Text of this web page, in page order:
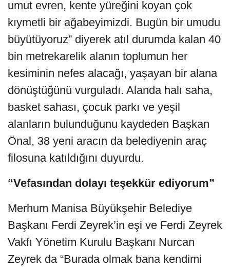
umut evren, kente yüreğini koyan çok
kıymetli bir ağabeyimizdi. Bugün bir umudu
büyütüyoruz” diyerek atıl durumda kalan 40
bin metrekarelik alanın toplumun her
kesiminin nefes alacağı, yaşayan bir alana
dönüştüğünü vurguladı. Alanda halı saha,
basket sahası, çocuk parkı ve yeşil
alanların bulunduğunu kaydeden Başkan
Önal, 38 yeni aracın da belediyenin araç
filosuna katıldığını duyurdu.
“Vefasından dolayı teşekkür ediyorum”
Merhum Manisa Büyükşehir Belediye
Başkanı Ferdi Zeyrek’in eşi ve Ferdi Zeyrek
Vakfı Yönetim Kurulu Başkanı Nurcan
Zeyrek da “Burada olmak bana kendimi